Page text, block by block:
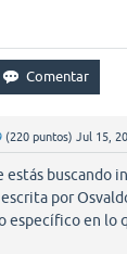
(220 puntos) Jul 15,
estás buscando
por
específico en lo